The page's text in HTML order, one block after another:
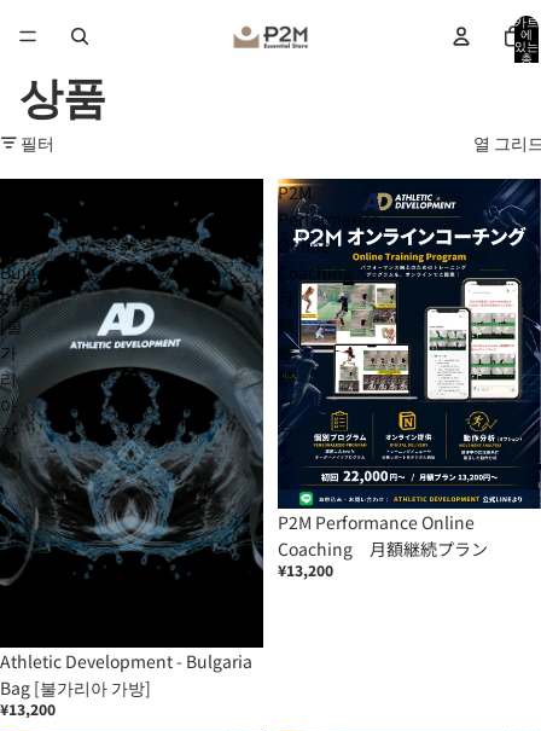
카트
에
있는
총
품목
상품
필터 열 그리
Development
Bulgaria
Bag
[불
가
리
아
가
방]
Athletic Development - Bulgaria
Bag [불가리아 가방]
¥13,200
P2M
Performance
Online
Coaching
月
額
継
続
プ
ラ
ン
P2M Performance Online
Coaching 月額継続プラン
¥13,200